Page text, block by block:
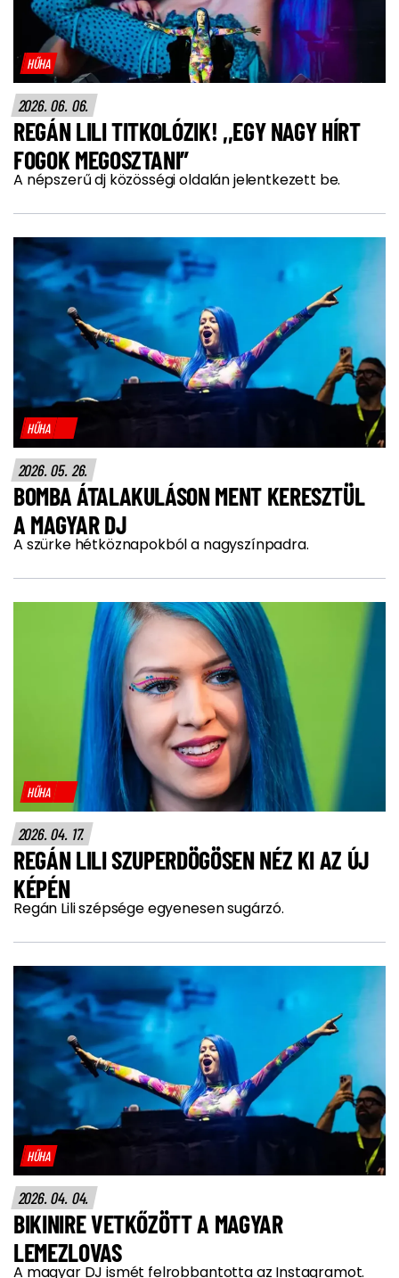
HŰHA
2026. 06. 06.
REGÁN LILI TITKOLÓZIK! ,,EGY NAGY HÍRT
FOGOK MEGOSZTANI”
A népszerű dj közösségi oldalán jelentkezett be.
HŰHA
2026. 05. 26.
BOMBA ÁTALAKULÁSON MENT KERESZTÜL
A MAGYAR DJ
A szürke hétköznapokból a nagyszínpadra.
HŰHA
2026. 04. 17.
REGÁN LILI SZUPERDÖGÖSEN NÉZ KI AZ ÚJ
KÉPÉN
Regán Lili szépsége egyenesen sugárzó.
HŰHA
2026. 04. 04.
BIKINIRE VETKŐZÖTT A MAGYAR
LEMEZLOVAS
A magyar DJ ismét felrobbantotta az Instagramot.